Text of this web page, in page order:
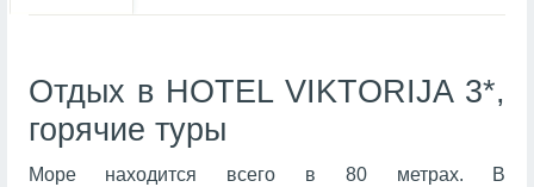
Отдых в HOTEL VIKTORIJA 3*,
горячие туры
Море находится всего в 80 метрах. В